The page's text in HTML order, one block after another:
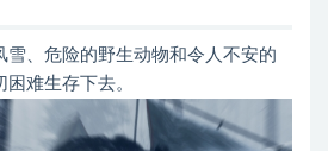
雪、危险的野生动物和令人不安的
难生存下去。